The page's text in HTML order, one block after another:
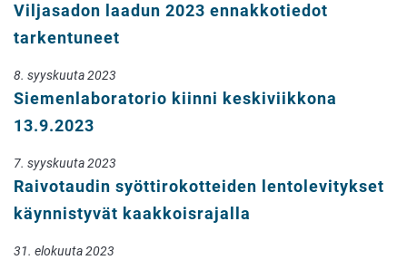
Viljasadon laadun 2023 ennakkotiedot
tarkentuneet
8. syyskuuta 2023
Siemenlaboratorio kiinni keskiviikkona
13.9.2023
7. syyskuuta 2023
Raivotaudin syöttirokotteiden lentolevitykset
käynnistyvät kaakkoisrajalla
31. elokuuta 2023